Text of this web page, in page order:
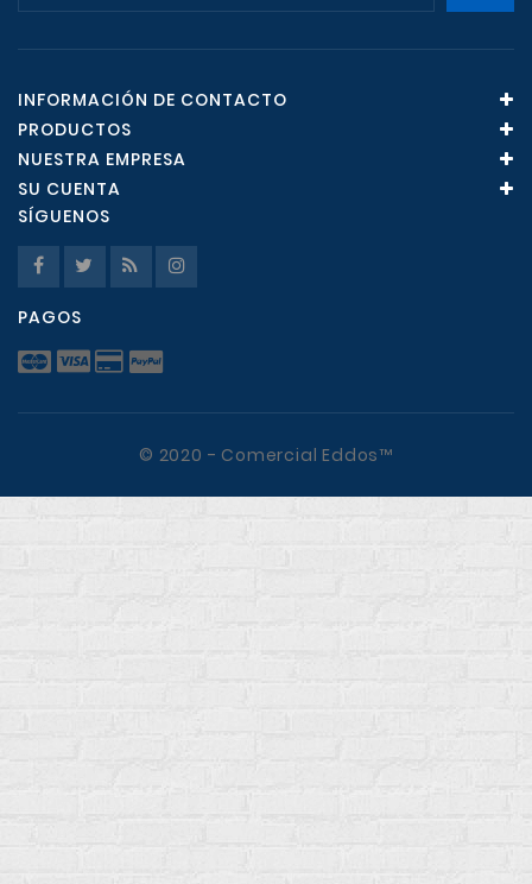
INFORMACIÓN DE CONTACTO
PRODUCTOS
NUESTRA EMPRESA
SU CUENTA
SÍGUENOS
PAGOS
© 2020 - Comercial Eddos™